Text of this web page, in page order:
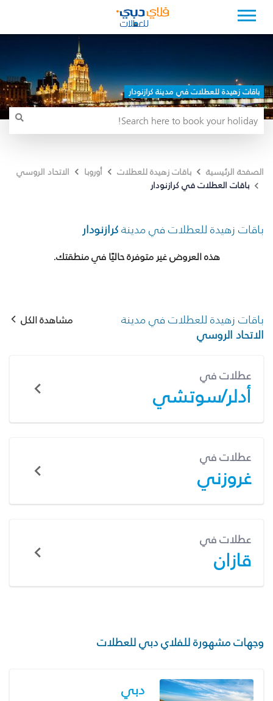
باقات زهيدة للعطلات في مدينة كرازنودار
الصفحة الرئيسية باقات زهيدة للعطلات أوروبا
الاتحاد الروسي
باقات العطلات في كرازنودار
باقات زهيدة للعطلات في مدينةكرازنودار
هذه العروض غير متوفرة حاليًا في منطقتك.
باقات زهيدة للعطلات في مدينة
الاتحاد الروسي
مشاهدة الكل
عطلات في
أدلر/سوتشي
عطلات في
غروزني
عطلات في
قازان
وجهات مشهورة للفلاي دبي للعطلات
دبي